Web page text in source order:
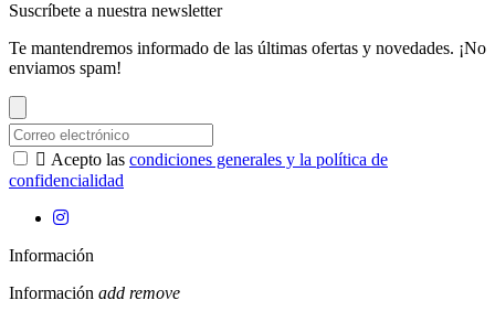
Suscríbete a nuestra newsletter
Te mantendremos informado de las últimas ofertas y novedades. ¡No
enviamos spam!
 Acepto las condiciones generales y la política de
confidencialidad
Información
Información add remove